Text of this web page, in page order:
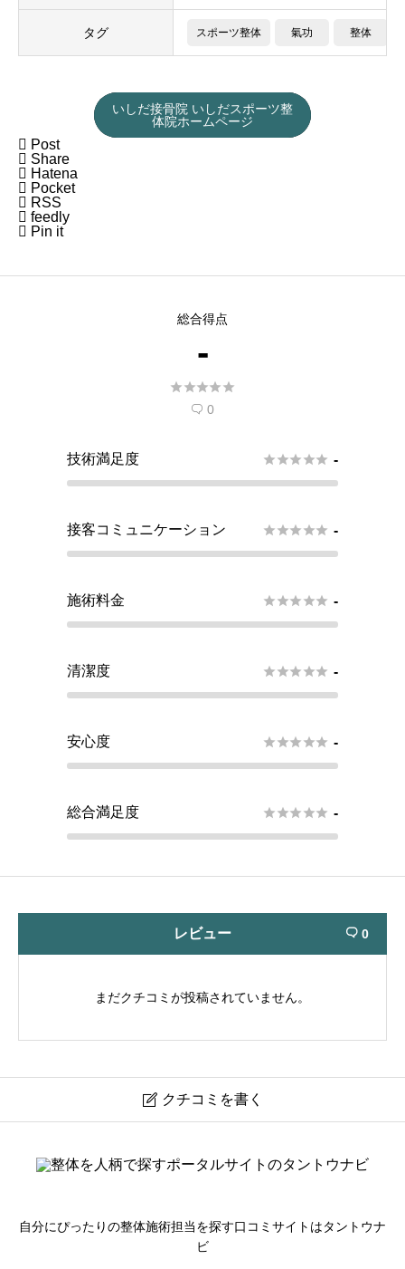
タグ スポーツ整体 氣功 整体
いしだ接骨院 いしだスポーツ整
体院ホームページ
 Post
 Share
 Hatena
 Pocket
 RSS
 feedly
 Pin it
総合得点
-

 0
技術満足度  -
接客コミュニケーション  -
施術料金  -
清潔度  -
安心度  -
総合満足度  -
レビュー  0
まだクチコミが投稿されていません。
 クチコミを書く
自分にぴったりの整体施術担当を探す口コミサイトはタントウナ
ビ